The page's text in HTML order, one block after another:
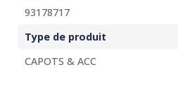
93178717
Type de produit
CAPOTS & ACC